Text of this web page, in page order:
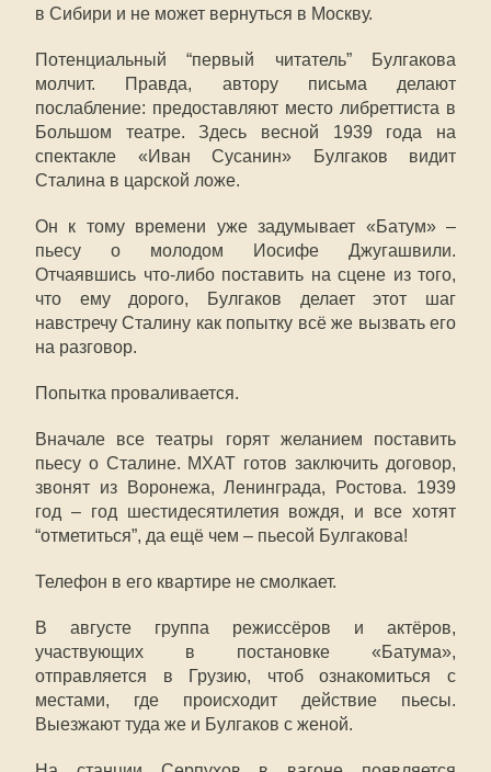
в Сибири и не может вернуться в Москву.
Потенциальный “первый читатель” Булгакова
молчит. Правда, автору письма делают
послабление: предоставляют место либреттиста в
Большом театре. Здесь весной 1939 года на
спектакле «Иван Сусанин» Булгаков видит
Сталина в царской ложе.
Он к тому времени уже задумывает «Батум» –
пьесу о молодом Иосифе Джугашвили.
Отчаявшись что-либо поставить на сцене из того,
что ему дорого, Булгаков делает этот шаг
навстречу Сталину как попытку всё же вызвать его
на разговор.
Попытка проваливается.
Вначале все театры горят желанием поставить
пьесу о Сталине. МХАТ готов заключить договор,
звонят из Воронежа, Ленинграда, Ростова. 1939
год – год шестидесятилетия вождя, и все хотят
“отметиться”, да ещё чем – пьесой Булгакова!
Телефон в его квартире не смолкает.
В августе группа режиссёров и актёров,
участвующих в постановке «Батума»,
отправляется в Грузию, чтоб ознакомиться с
местами, где происходит действие пьесы.
Выезжают туда же и Булгаков с женой.